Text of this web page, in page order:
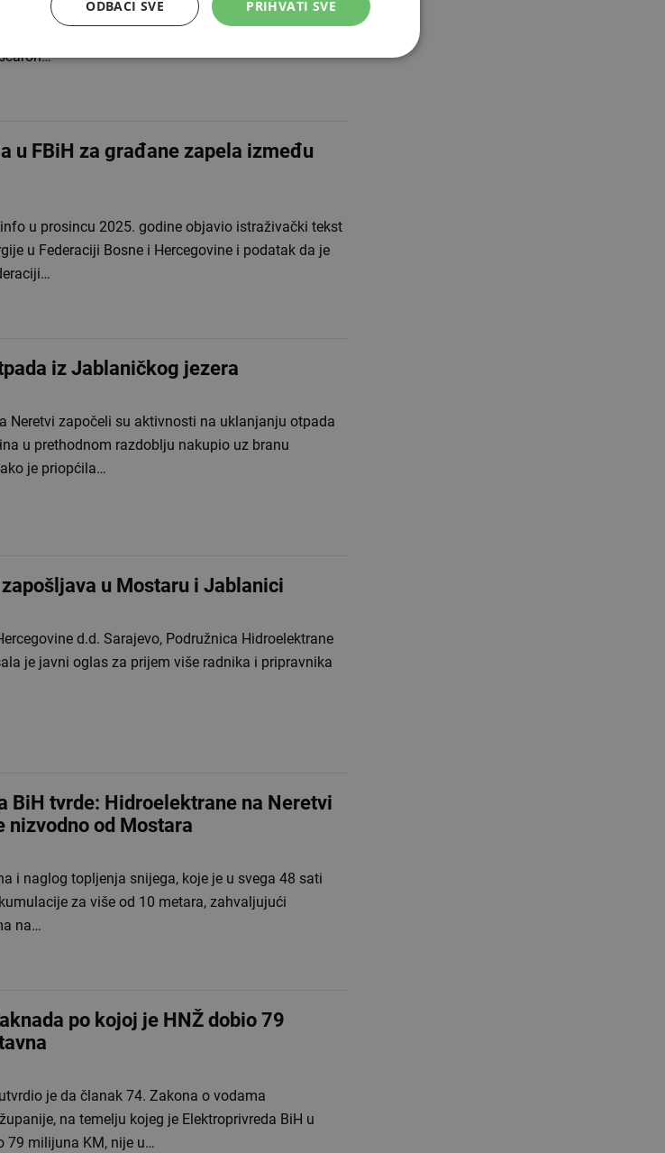
u Federaciji Bosne i Hercegovine (FERK) održala
u FBiH za građane zapela između
u prosincu 2025. godine objavio istraživački tekst
u Federaciji Bosne i Hercegovine i podatak da je
iz Jablaničkog jezera
Neretvi započeli su aktivnosti na uklanjanju otpada
u prethodnom razdoblju nakupio uz branu
je priopćila…
u Mostaru i Jablanici
d.d. Sarajevo, Podružnica Hidroelektrane
je javni oglas za prijem više radnika i pripravnika
BiH tvrde: Hidroelektrane na Neretvi
nizvodno od Mostara
i naglog topljenja snijega, koje je u svega 48 sati
za više od 10 metara, zahvaljujući
na…
po kojoj je HNŽ dobio 79
je da članak 74. Zakona o vodama
na temelju kojeg je Elektroprivreda BiH u
79 milijuna KM, nije u…
PRIHVATI SVE
ODBACI SVE